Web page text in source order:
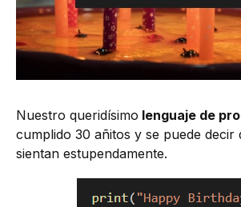
Nuestro queridísimo lenguaje de
cumplido 30 añitos y se puede decir
sientan estupendamente.